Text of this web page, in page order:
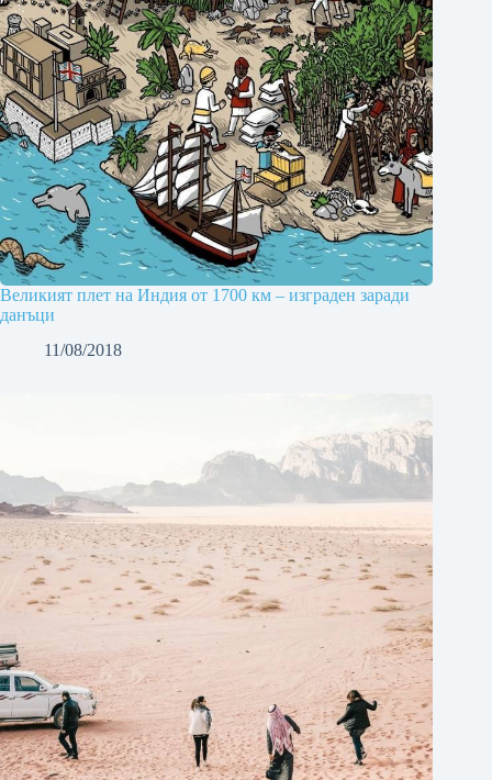
Великият плет на Индия от 1700 км – изграден заради
данъци
11/08/2018